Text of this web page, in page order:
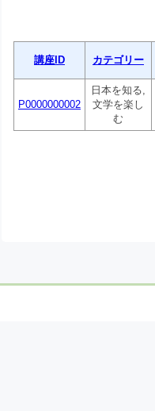
講座ID カテゴリー
P0000000002
日本を知る,
文学を楽し
む